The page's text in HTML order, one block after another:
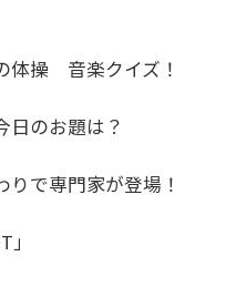
操 音楽クイズ！
のお題は？
で専門家が登場！